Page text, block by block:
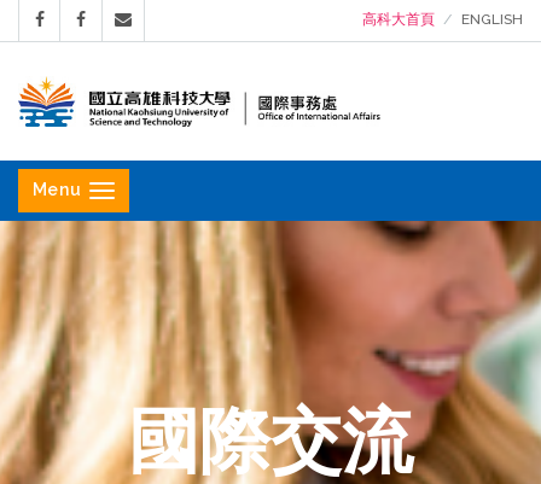
高科大首頁 ENGLISH
立
高
雄
科
技
大
學
國
際
Menu
國際交流